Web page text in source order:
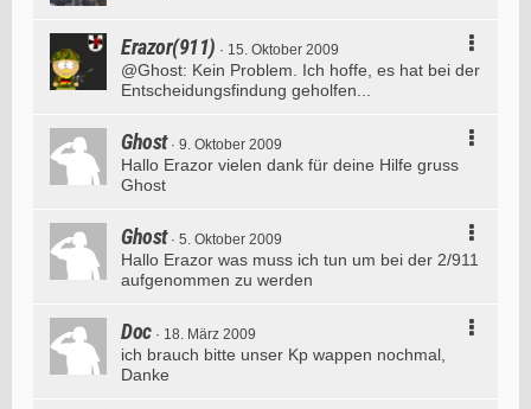
Erazor(911) 15. Oktober 2009
@Ghost: Kein Problem. Ich hoffe, es hat bei der
Entscheidungsfindung geholfen...
Ghost 9. Oktober 2009
Hallo Erazor vielen dank für deine Hilfe gruss
Ghost
Ghost 5. Oktober 2009
Hallo Erazor was muss ich tun um bei der 2/911
aufgenommen zu werden
Doc 18. März 2009
ich brauch bitte unser Kp wappen nochmal,
Danke